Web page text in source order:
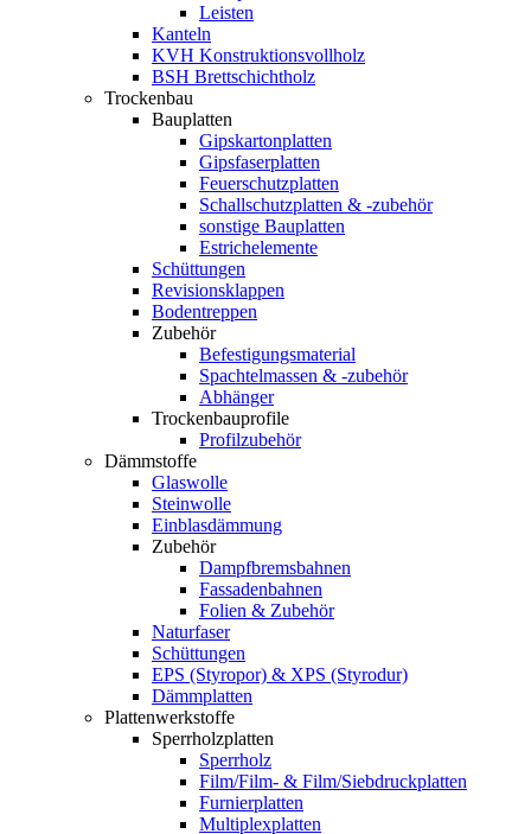
Leisten
Kanteln
KVH Konstruktionsvollholz
BSH Brettschichtholz
Trockenbau
Bauplatten
Gipskartonplatten
Gipsfaserplatten
Feuerschutzplatten
Schallschutzplatten & -zubehör
sonstige Bauplatten
Estrichelemente
Schüttungen
Revisionsklappen
Bodentreppen
Zubehör
Befestigungsmaterial
Spachtelmassen & -zubehör
Abhänger
Trockenbauprofile
Profilzubehör
Dämmstoffe
Glaswolle
Steinwolle
Einblasdämmung
Zubehör
Dampfbremsbahnen
Fassadenbahnen
Folien & Zubehör
Naturfaser
Schüttungen
EPS (Styropor) & XPS (Styrodur)
Dämmplatten
Plattenwerkstoffe
Sperrholzplatten
Sperrholz
Film/Film- & Film/Siebdruckplatten
Furnierplatten
Multiplexplatten